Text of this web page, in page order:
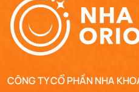
CÔNG TY CỔ PHẦN NHA